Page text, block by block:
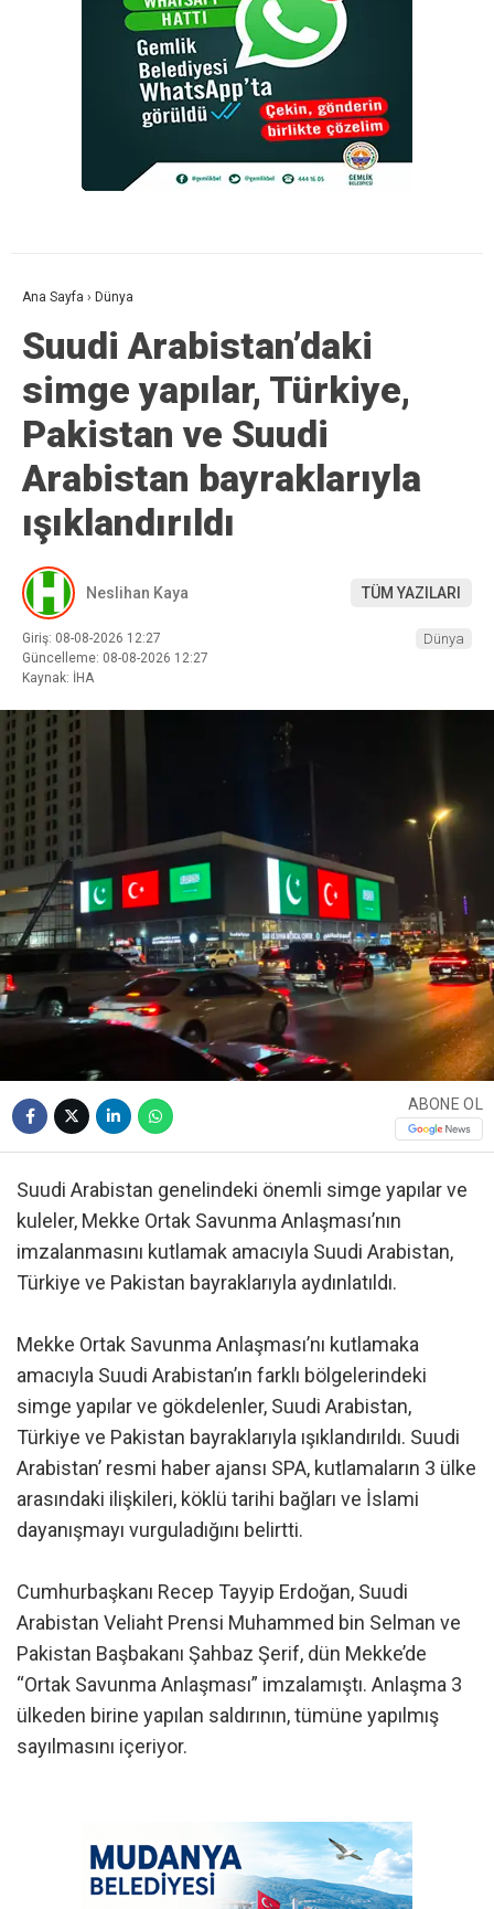
Ana Sayfa › Dünya
Suudi Arabistan’daki
simge yapılar, Türkiye,
Pakistan ve Suudi
Arabistan bayraklarıyla
ışıklandırıldı
Neslihan Kaya TÜM YAZILARI
Giriş: 08-08-2026 12:27
Güncelleme: 08-08-2026 12:27
Kaynak: İHA
Dünya
ABONE OL
Suudi Arabistan genelindeki önemli simge yapılar ve
kuleler, Mekke Ortak Savunma Anlaşması’nın
imzalanmasını kutlamak amacıyla Suudi Arabistan,
Türkiye ve Pakistan bayraklarıyla aydınlatıldı.
Mekke Ortak Savunma Anlaşması’nı kutlamaka
amacıyla Suudi Arabistan’ın farklı bölgelerindeki
simge yapılar ve gökdelenler, Suudi Arabistan,
Türkiye ve Pakistan bayraklarıyla ışıklandırıldı. Suudi
Arabistan’ resmi haber ajansı SPA, kutlamaların 3 ülke
arasındaki ilişkileri, köklü tarihi bağları ve İslami
dayanışmayı vurguladığını belirtti.
Cumhurbaşkanı Recep Tayyip Erdoğan, Suudi
Arabistan Veliaht Prensi Muhammed bin Selman ve
Pakistan Başbakanı Şahbaz Şerif, dün Mekke’de
“Ortak Savunma Anlaşması” imzalamıştı. Anlaşma 3
ülkeden birine yapılan saldırının, tümüne yapılmış
sayılmasını içeriyor.